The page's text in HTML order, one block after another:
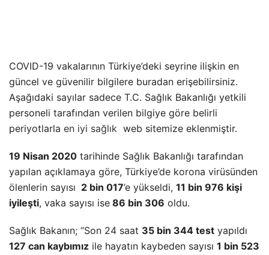
COVID-19 vakalarının Türkiye’deki seyrine ilişkin en
güncel ve güvenilir bilgilere buradan erişebilirsiniz.
Aşağıdaki sayılar sadece T.C. Sağlık Bakanlığı yetkili
personeli tarafından verilen bilgiye göre belirli
periyotlarla en iyi sağlık web sitemize eklenmiştir.
19 Nisan 2020 tarihinde Sağlık Bakanlığı tarafından
yapılan açıklamaya göre, Türkiye’de korona virüsünden
ölenlerin sayısı 2 bin 017’e yükseldi, 11 bin 976 kişi
iyileşti, vaka sayısı ise 86 bin 306 oldu.
Sağlık Bakanın; “Son 24 saat 35 bin 344 test yapıldı
127 can kaybımız ile hayatın kaybeden sayısı 1 bin 523